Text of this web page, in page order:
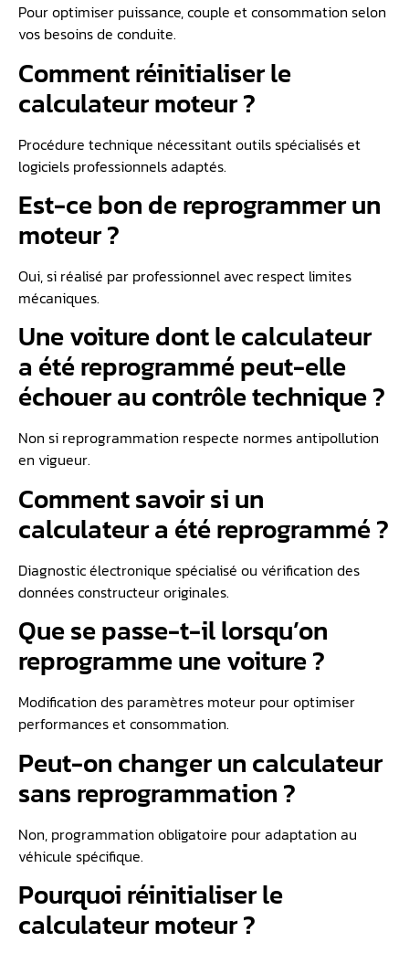
Pour optimiser puissance, couple et consommation selon
vos besoins de conduite.
Comment réinitialiser le
calculateur moteur ?
Procédure technique nécessitant outils spécialisés et
logiciels professionnels adaptés.
Est-ce bon de reprogrammer un
moteur ?
Oui, si réalisé par professionnel avec respect limites
mécaniques.
Une voiture dont le calculateur
a été reprogrammé peut-elle
échouer au contrôle technique ?
Non si reprogrammation respecte normes antipollution
en vigueur.
Comment savoir si un
calculateur a été reprogrammé ?
Diagnostic électronique spécialisé ou vérification des
données constructeur originales.
Que se passe-t-il lorsqu’on
reprogramme une voiture ?
Modification des paramètres moteur pour optimiser
performances et consommation.
Peut-on changer un calculateur
sans reprogrammation ?
Non, programmation obligatoire pour adaptation au
véhicule spécifique.
Pourquoi réinitialiser le
calculateur moteur ?